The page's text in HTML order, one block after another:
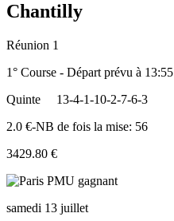
Chantilly
Réunion 1
1° Course - Départ prévu à 13:55
Quinte
13-4-1-10-2-7-6-3
2.0 €-NB de fois la mise: 56
3429.80 €
samedi 13 juillet